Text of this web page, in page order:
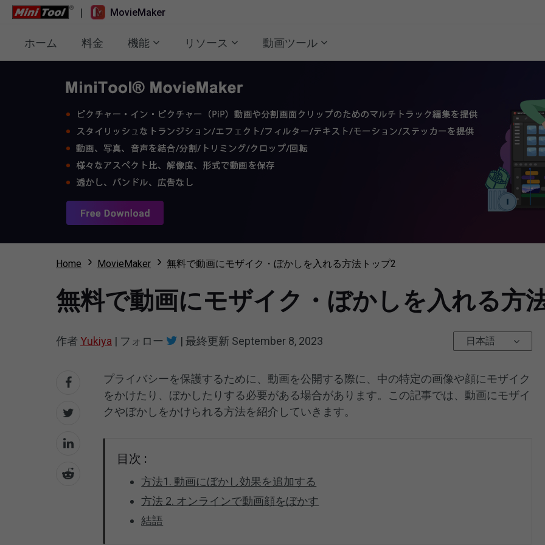
| MovieMaker
ホーム 料金 機能 リソース 動画ツール
Home MovieMaker 無料で動画にモザイク・ぼかしを入れる方法トップ2
無料で動画にモザイク・ぼかしを入れる方
作者 Yukiya | フォロー | 最終更新 September 8, 2023 日本語
プライバシーを保護するために、動画を公開する際に、中の特定の画像や顔にモザイク
をかけたり、ぼかしたりする必要がある場合があります。この記事では、動画にモザイ
クやぼかしをかけられる方法を紹介していきます。
目次 :
方法1. 動画にぼかし効果を追加する
方法 2. オンラインで動画顔をぼかす
結語